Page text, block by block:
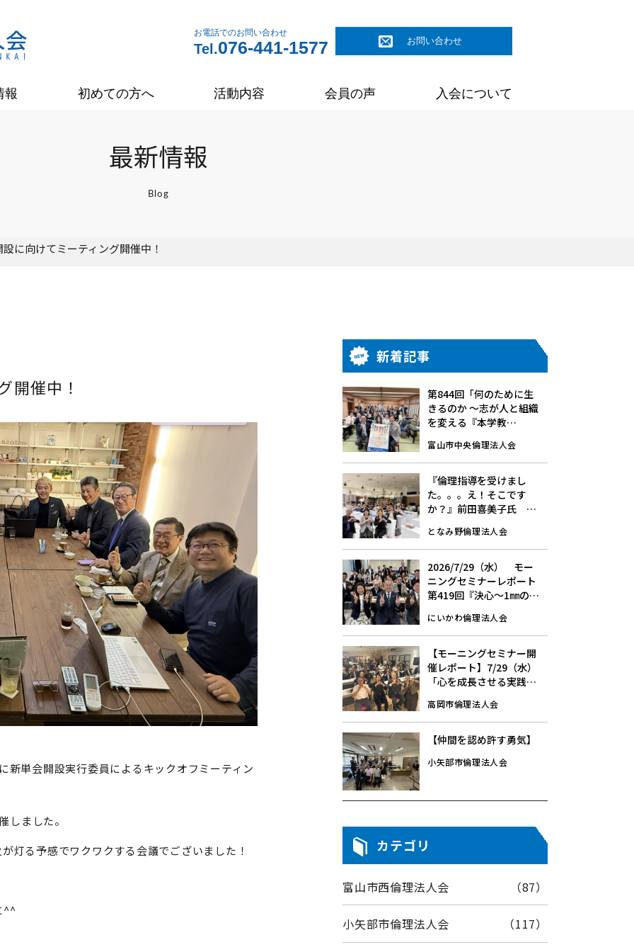
お問い合わせ
お電話でのお問い合わせ
Tel.076-441-1577
報 初めての方へ 活動内容 会員の声 入会について
最新情報
Blog
に向けてミーティング開催中！
開催中！
新単会開設実行委員によるキックオフミーティン
しました。
灯る予感でワクワクする会議でございました！
^^
新着記事
第844回「何のために生
きるのか 〜志が人と組織
を変える『本学教
ニングセミナーレポート
富山市中央倫理法人会
『倫理指導を受けまし
た。。。え！そこです
か？』前田喜美子氏
ーニングセミナーレポー
ト
となみ野倫理法人会
2026/7/29（水） モー
ニングセミナーレポート
第419回『決心～1㎜の挑
にいかわ倫理法人会
【モーニングセミナー開
催レポート】7/29（水）
「心を成長させる実践」
高岡市倫理法人会
【仲間を認め許す勇気】
小矢部市倫理法人会
カテゴリ
富山市西倫理法人会 （87）
小矢部市倫理法人会 （117）